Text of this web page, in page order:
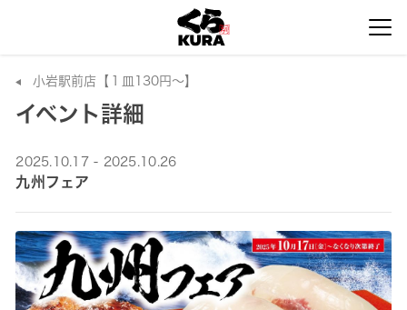
小岩駅前店【１皿130円～】
イベント詳細
2025.10.17 - 2025.10.26
九州フェア